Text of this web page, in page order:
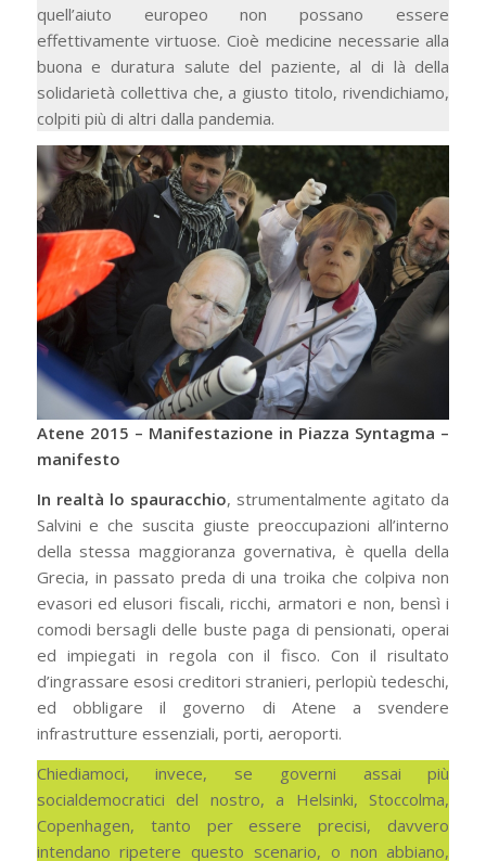
quell’aiuto europeo non possano essere
effettivamente virtuose. Cioè medicine necessarie alla
buona e duratura salute del paziente, al di là della
solidarietà collettiva che, a giusto titolo, rivendichiamo,
colpiti più di altri dalla pandemia.
Atene 2015 – Manifestazione in Piazza Syntagma –
manifesto
In realtà lo spauracchio, strumentalmente agitato da
Salvini e che suscita giuste preoccupazioni all’interno
della stessa maggioranza governativa, è quella della
Grecia, in passato preda di una troika che colpiva non
evasori ed elusori fiscali, ricchi, armatori e non, bensì i
comodi bersagli delle buste paga di pensionati, operai
ed impiegati in regola con il fisco. Con il risultato
d’ingrassare esosi creditori stranieri, perlopiù tedeschi,
ed obbligare il governo di Atene a svendere
infrastrutture essenziali, porti, aeroporti.
Chiediamoci, invece, se governi assai più
socialdemocratici del nostro, a Helsinki, Stoccolma,
Copenhagen, tanto per essere precisi, davvero
intendano ripetere questo scenario, o non abbiano,